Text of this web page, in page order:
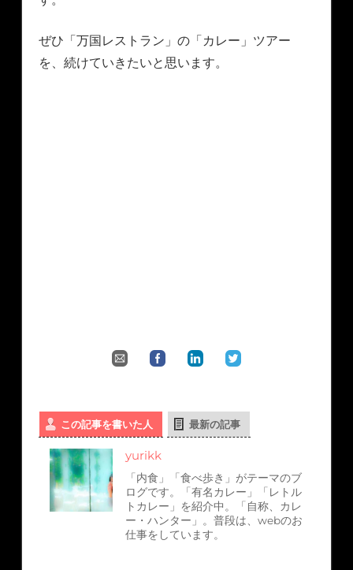
ぜひ「万国レストラン」の「カレー」ツアー
を、続けていきたいと思います。
この記事を書いた人 最新の記事
yurikk
「内食」「食べ歩き」がテーマのブ
ログです。「有名カレー」「レトル
トカレー」を紹介中。「自称、カレ
ー・ハンター」。普段は、webのお
仕事をしています。